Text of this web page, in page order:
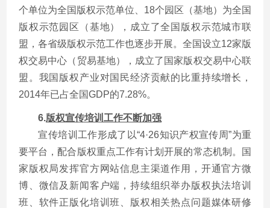
个单位为全国版权示范单位、18个园区（基地）为全国
版权示范园区（基地），成立了全国版权示范城市联
盟，各省级版权示范工作也逐步开展。全国设立12家版
权交易中心（贸易基地），成立了国家版权交易中心联
盟。我国版权产业对国民经济贡献的比重持续增长，
2014年已占全国GDP的7.28%。
6.版权宣传培训工作不断加强
宣传培训工作形成了以“4·26知识产权宣传周”为重
要平台，配合版权重点工作有计划开展的常态机制。国
家版权局发挥官方网站信息主渠道作用，开通官方微
博、微信及新闻客户端，持续组织举办版权执法培训
班、软件正版化培训班、版权相关热点问题媒体研修